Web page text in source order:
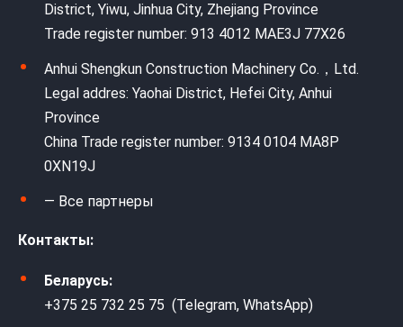
District, Yiwu, Jinhua City, Zhejiang Province
Trade register number: 913 4012 MAE3J 77X26
Anhui Shengkun Construction Machinery Co.，Ltd.
Legal addres: Yaohai District, Hefei City, Anhui
Province
China Trade register number: 9134 0104 MA8P
0XN19J
— Все партнеры
Контакты:
Беларусь:
+375 25 732 25 75 (Telegram, WhatsApp)